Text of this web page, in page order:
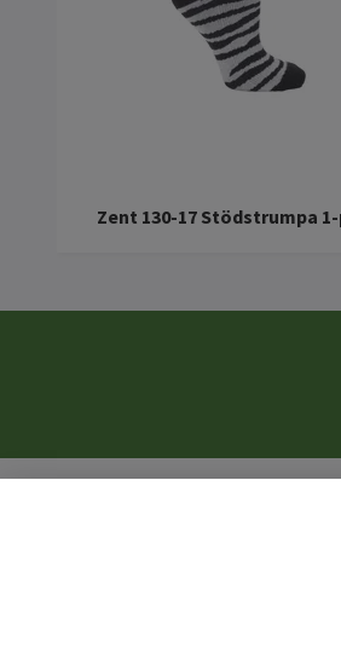
Zent 130-17 Stödstrumpa